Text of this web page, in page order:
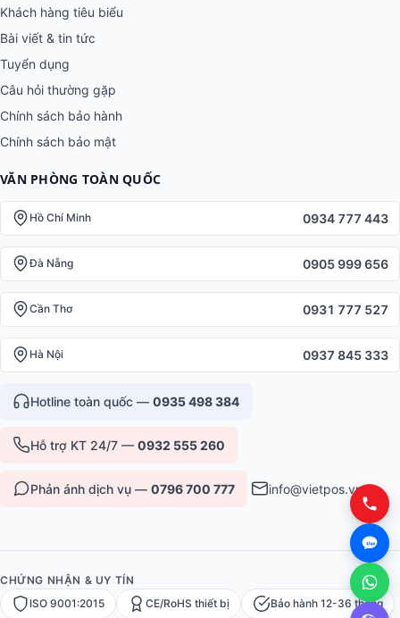
Khách hàng tiêu biểu
Bài viết & tin tức
Tuyển dụng
Câu hỏi thường gặp
Chính sách bảo hành
Chính sách bảo mật
VĂN PHÒNG TOÀN QUỐC
Hồ Chí Minh 0934 777 443
Đà Nẵng 0905 999 656
Cần Thơ 0931 777 527
Hà Nội 0937 845 333
Hotline toàn quốc — 0935 498 384
Hỗ trợ KT 24/7 — 0932 555 260
Phản ánh dịch vụ — 0796 700 777 info@vietpos.vn
CHỨNG NHẬN & UY TÍN
ISO 9001:2015
CE/RoHS thiết bị Bảo hành 12-36 tháng